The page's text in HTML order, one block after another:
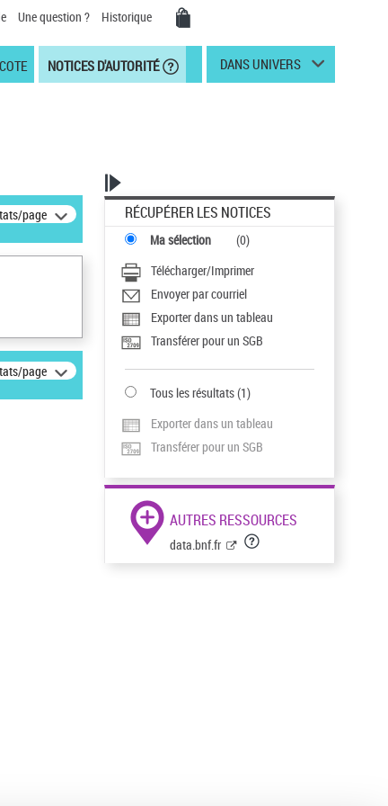
Une question ? Historique
COTE NOTICES D'AUTORITÉ DANS UNIVERS
page
page
RÉCUPÉRER LES NOTICES
Ma sélection (0)
Télécharger/Imprimer
Envoyer par courriel
Exporter dans un tableau
Transférer pour un SGB
Tous les résultats(1)
Exporter dans un tableau
Transférer pour un SGB
AUTRES RESSOURCES
data.bnf.fr